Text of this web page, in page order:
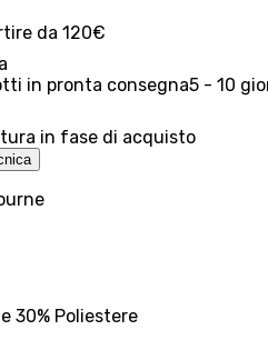
da 120€
in pronta consegna5 - 10
in fase di acquisto
30% Poliestere